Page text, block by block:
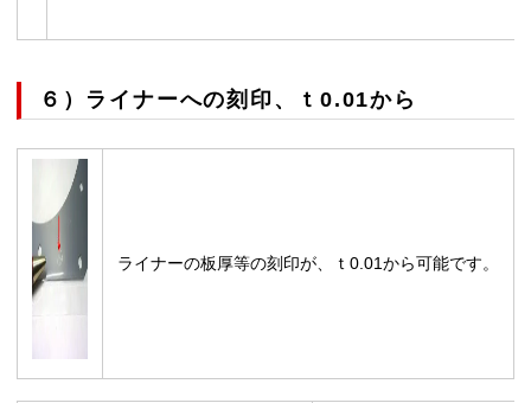
６）ライナーへの刻印、ｔ0.01から
ライナーの板厚等の刻印が、ｔ0.01から可能です。